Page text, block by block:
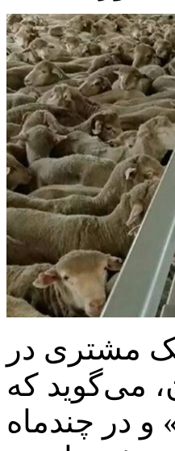
مشتری در
می‌گوید که
خریدم» و در چندماه